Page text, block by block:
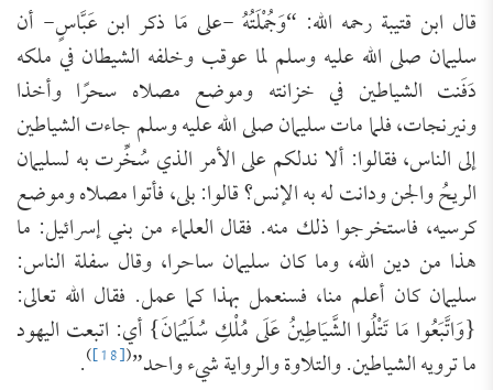
قال ابن قتيبة رحمه الله: “وَجُمْلَتُهُ -على مَا ذكر ابن عَبَّاسٍ- أن
سليمان صلى الله عليه وسلم لما عوقب وخلفه الشيطان في ملكه
دَفَنت الشياطين في خزانته وموضع مصلاه سحرًا وأخذا
ونيرنجات، فلما مات سليمان صلى الله عليه وسلم جاءت الشياطين
إلى الناس، فقالوا: ألا ندلكم على الأمر الذي سُخِّرت به لسليمان
الريحُ والجن ودانت له به الإنس؟ قالوا: بلى، فأتوا مصلاه وموضع
كرسيه، فاستخرجوا ذلك منه. فقال العلماء من بني إسرائيل: ما
هذا من دين الله، وما كان سليمان ساحرا، وقال سفلة الناس:
سليمان كان أعلم منا، فسنعمل بهذا كما عمل. فقال الله تعالى:
{وَاتَّبَعُوا مَا تَتْلُوا الشَّيَاطِينُ عَلَى مُلْكِ سُلَيْمَانَ} أي: اتبعت اليهود
ما ترويه الشياطين. والتلاوة والرواية شيء واحد”(
[18]
)
.